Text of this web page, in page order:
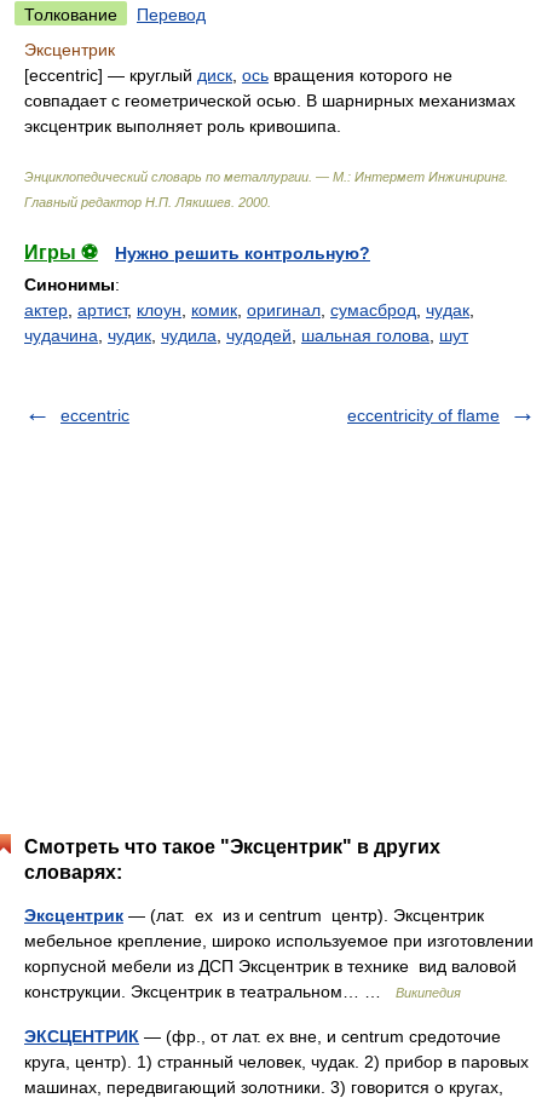
Толкование
Перевод
Эксцентрик
[eccentric] — круглый диск ось вращения которого не
совпадает с геометрической осью. В шарнирных механизмах
эксцентрик выполняет роль кривошипа.
Энциклопедический словарь по металлургии. — М.: Интермет Инжиниринг
Главный редактор Н.П. Лякишев 2000
Игры ⚽
Нужно решить контрольную?
Синонимы:
актер артист, клоун комик оригинал сумасброд чудак
чудачина чудик чудила чудодей шальная голова шут
eccentric eccentricity of flame
Смотреть что такое "Эксцентрик" в других
словарях:
Эксцентрик — (лат. ех из и centrum центр). Эксцентрик
мебельное крепление, широко используемое при изготовлении
корпусной мебели из ДСП Эксцентрик в технике вид валовой
конструкции. Эксцентрик в театральном… …
Википедия
ЭКСЦЕНТРИК — (фр., от лат. ex вне, и centrum средоточие
круга, центр). 1) странный человек, чудак. 2) прибор в паровых
машинах, передвигающий золотники. 3) говорится о кругах,